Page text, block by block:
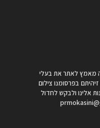
מאמץ לאתר את בעלי
בפרסומנו צילום
אלינו ולבקש לחדול